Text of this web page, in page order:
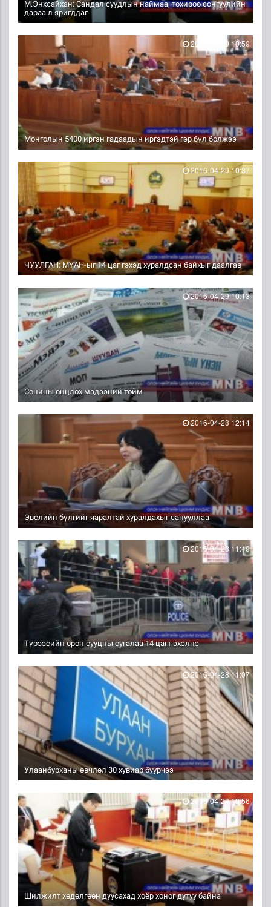
М.Энхсайхан: Сандал суудлын наймаа, тохироо сонгуулийн
дараа л яригддаг
Монголын 5400 иргэн гадаадын иргэдтэй гэр бүл болжээ
2016-04-29 10:59
ЧУУЛГАН: МҮАН-ыг 14 цаг гэхэд хуралдсан байхыг даалгав
2016-04-29 10:37
Сонины онцлох мэдээний тойм
2016-04-29 10:13
Эвслийн бүлгийг яаралтай хуралдахыг санууллаа
2016-04-28 12:14
Түрээсийн орон сууцны сугалаа 14 цагт эхэлнэ
2016-04-28 11:49
Улаанбурханы өвчлөл 30 хувиар буурчээ
2016-04-28 11:07
Шилжилт хөдөлгөөн дуусахад хоёр хоног дутуу байна
2016-04-28 10:56